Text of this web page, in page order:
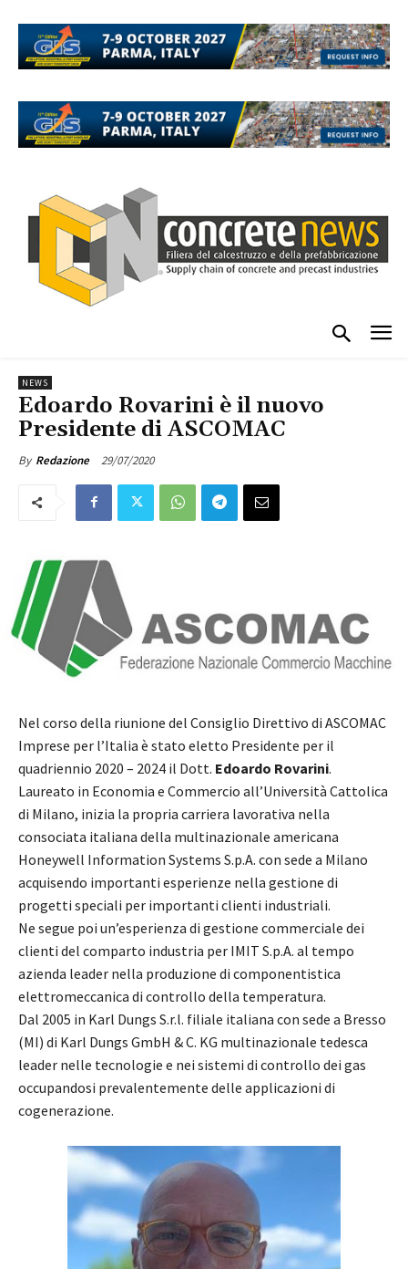
NEWS
Edoardo Rovarini è il nuovo
Presidente di ASCOMAC
By Redazione 29/07/2020
Nel corso della riunione del Consiglio Direttivo di ASCOMAC
Imprese per l’Italia è stato eletto Presidente per il
quadriennio 2020 – 2024 il Dott. Edoardo Rovarini.
Laureato in Economia e Commercio all’Università Cattolica
di Milano, inizia la propria carriera lavorativa nella
consociata italiana della multinazionale americana
Honeywell Information Systems S.p.A. con sede a Milano
acquisendo importanti esperienze nella gestione di
progetti speciali per importanti clienti industriali.
Ne segue poi un’esperienza di gestione commerciale dei
clienti del comparto industria per IMIT S.p.A. al tempo
azienda leader nella produzione di componentistica
elettromeccanica di controllo della temperatura.
Dal 2005 in Karl Dungs S.r.l. filiale italiana con sede a Bresso
(MI) di Karl Dungs GmbH & C. KG multinazionale tedesca
leader nelle tecnologie e nei sistemi di controllo dei gas
occupandosi prevalentemente delle applicazioni di
cogenerazione.